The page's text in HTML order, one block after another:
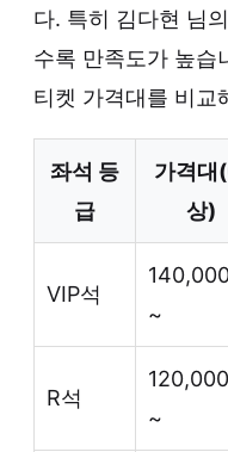
다. 특히 김다현 님
수록 만족도가 높습
티켓 가격대를 비교
좌석 등
급
가격대(
상)
VIP석
~
R석
~